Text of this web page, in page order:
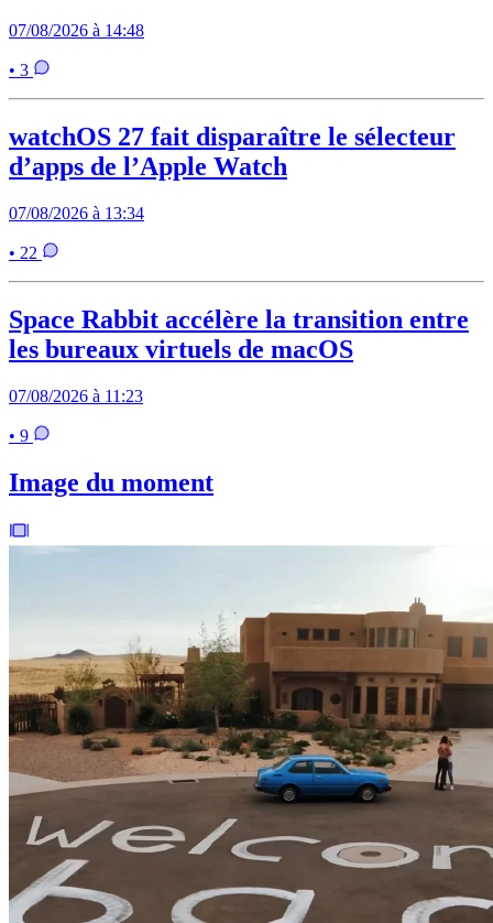
07/08/2026 à 14:48
• 3
watchOS 27 fait disparaître le sélecteur
d’apps de l’Apple Watch
07/08/2026 à 13:34
• 22
Space Rabbit accélère la transition entre
les bureaux virtuels de macOS
07/08/2026 à 11:23
• 9
Image du moment